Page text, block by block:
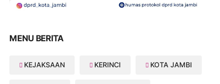
MENU BERITA
KEJAKSAAN KERINCI KOTA JAMBI